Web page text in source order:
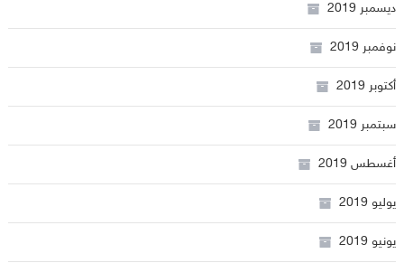
ديسمبر 2019
نوفمبر 2019
أكتوبر 2019
سبتمبر 2019
أغسطس 2019
يوليو 2019
يونيو 2019